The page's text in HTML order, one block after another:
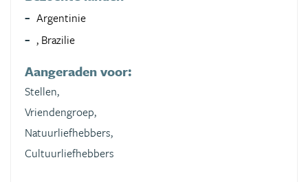
Argentinie
, Brazilie
Aangeraden voor:
Stellen,
Vriendengroep,
Natuurliefhebbers,
Cultuurliefhebbers